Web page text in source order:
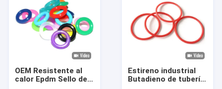
OEM Resistente al
calor Epdm Sello de
Estireno industrial
Butadieno de tubería